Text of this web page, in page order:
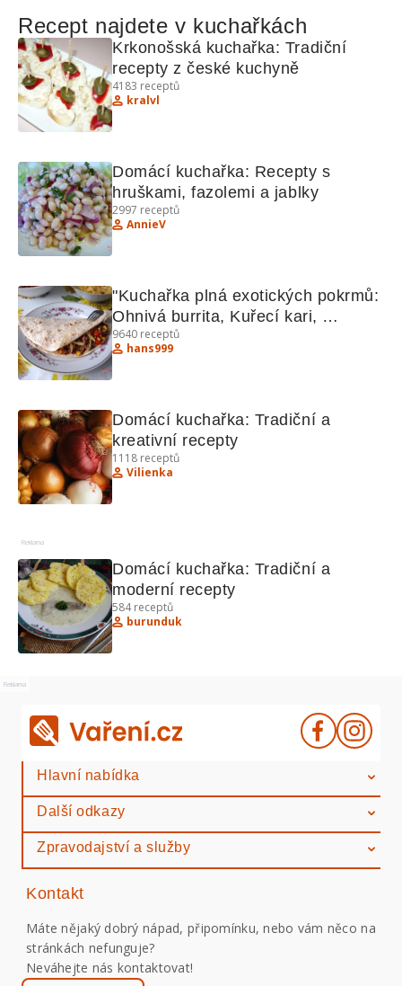
Recept najdete v kuchařkách
Krkonošská kuchařka: Tradiční
recepty z české kuchyně
4183 receptů
kralvl
Domácí kuchařka: Recepty s
hruškami, fazolemi a jablky
2997 receptů
AnnieV
"Kuchařka plná exotických pokrmů:
Ohnivá burrita, Kuřecí kari,
Hradečtí votroci"
9640 receptů
hans999
Domácí kuchařka: Tradiční a
kreativní recepty
1118 receptů
Vilienka
Reklama
Domácí kuchařka: Tradiční a
moderní recepty
584receptů
burunduk
Reklama
Hlavní nabídka
Další odkazy
Zpravodajství a služby
Kontakt
Máte nějaký dobrý nápad, připomínku, nebo vám něco na
stránkách nefunguje?
Neváhejte nás kontaktovat!